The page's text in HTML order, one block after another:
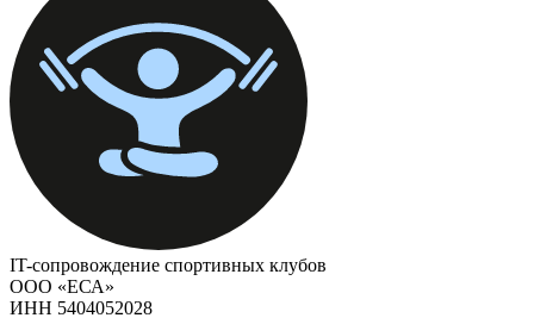
IT-сопровождение спортивных клубов
ООО «ЕСА»
ИНН 5404052028